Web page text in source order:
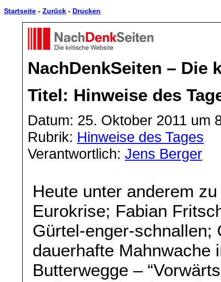
Startseite - Zurück - Drucken
NachDenkSeiten – Die
Titel: Hinweise des
Datum: 25. Oktober 2011 um
Rubrik: Hinweise des Tages
Verantwortlich:Jens Berger
Heute unter anderem
Eurokrise; Fabian
Gürtel-enger-schnallen;
dauerhafte Mahnwache
Butterwegge –